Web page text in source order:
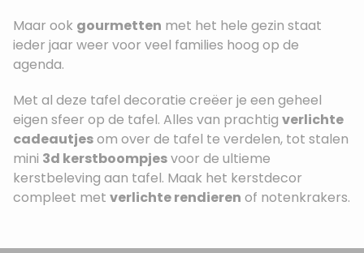
Maar ook gourmetten met het hele gezin staat
ieder jaar weer voor veel families hoog op de
agenda.
Met al deze tafel decoratie creëer je een geheel
eigen sfeer op de tafel. Alles van prachtig verlichte
cadeautjesom over de tafel te verdelen, tot stalen
mini 3d kerstboompjesvoor de ultieme
kerstbeleving aan tafel. Maak het kerstdecor
compleet met verlichte rendieren of notenkrakers.